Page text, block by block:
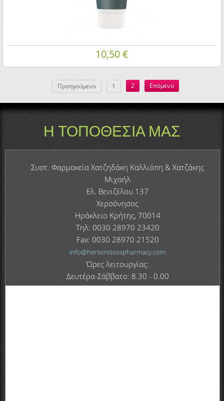
10,50 €
Προηγούμενο 1 2 Επόμενο
Η ΤΟΠΟΘΕΣΙΑ ΜΑΣ
Βρισκόμαστε πάνω στον πολυσύχναστο κεντρικό δρόμο, στην καρδιά του
Λιμένος Χερσονήσου.
Μάλια.
Συστ. Φαρμακεία Χατζηδάκη Καλλιόπη & Χατζάκης
Μιχαήλ
Ελ. Βενιζέλου 137
Χερσόνησος
Ηράκλειο Κρήτης, 70014
Τηλ: 0030 28970 23420
Fax: 0030 28970 21520
info@hersonissospharmacy.com
Ώρες λειτουργίας:
Δευτέρα-Σάββατο: 8.30 - 0.00